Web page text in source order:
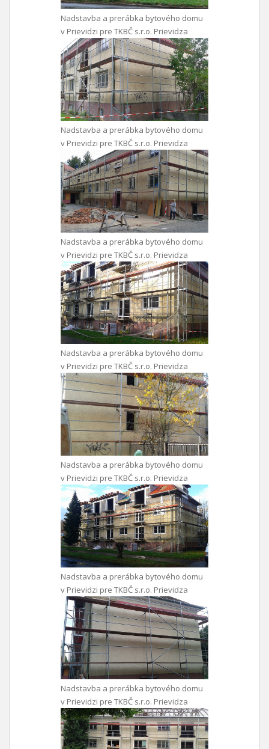
Nadstavba a prerábka bytového domu
v Prievidzi pre TKBČ s.r.o. Prievidza
Nadstavba a prerábka bytového domu
v Prievidzi pre TKBČ s.r.o. Prievidza
Nadstavba a prerábka bytového domu
v Prievidzi pre TKBČ s.r.o. Prievidza
Nadstavba a prerábka bytového domu
v Prievidzi pre TKBČ s.r.o. Prievidza
Nadstavba a prerábka bytového domu
v Prievidzi pre TKBČ s.r.o. Prievidza
Nadstavba a prerábka bytového domu
v Prievidzi pre TKBČ s.r.o. Prievidza
Nadstavba a prerábka bytového domu
v Prievidzi pre TKBČ s.r.o. Prievidza